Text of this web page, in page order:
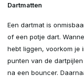
Dartmatten
Een dartmat is
of een potje dart.
hebt liggen, voorkom je
punten van de
na een bouncer.